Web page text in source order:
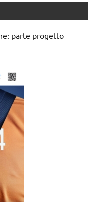
parte progetto